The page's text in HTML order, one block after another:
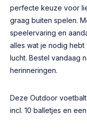
perfecte keuze voor
graag buiten spelen.
speelervaring en
alles wat je nodig
lucht. Bestel vandaag
herinneringen.
Deze Outdoor
incl. 10 balletjes en